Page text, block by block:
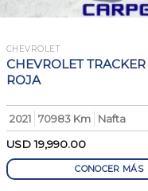
CHEVROLET
CHEVROLET TRACKER
ROJA
2021 70983 Km
Nafta
USD19,990.00
CONOCER MÁS